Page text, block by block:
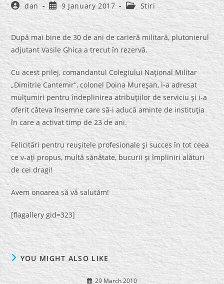
Post
author:
dan
Post
published:
9 January 2017
Post
category:
Stiri
După mai bine de 30 de ani de carieră militară, plutonierul
adjutant Vasile Ghica a trecut în rezervă.
Cu acest prilej, comandantul Colegiului Naţional Militar
„Dimitrie Cantemir”, colonel Doina Mureşan, i-a adresat
mulţumiri pentru îndeplinirea atribuţiilor de serviciu şi i-a
oferit câteva însemne care să-i aducă aminte de instituţia
în care a activat timp de 23 de ani.
Felicitări pentru reuşitele profesionale şi succes în tot ceea
ce v-aţi propus, multă sănătate, bucurii şi împliniri alături
de cei dragi!
Avem onoarea să vă salutăm!
[flagallery gid=323]
YOU MIGHT ALSO LIKE
29 March 2010